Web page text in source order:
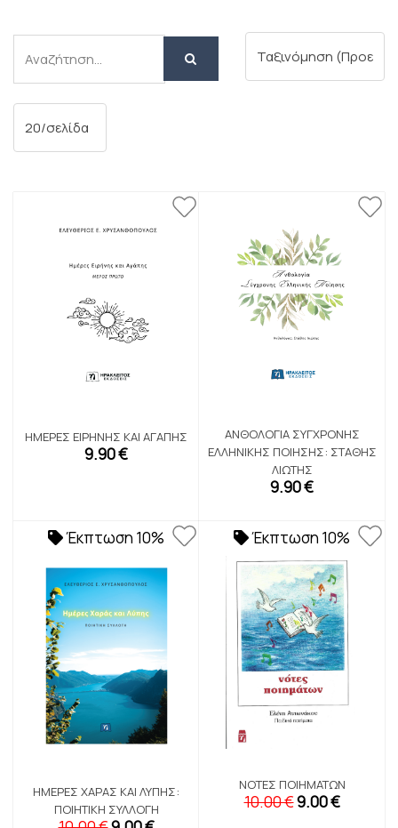
Αναζήτηση
ΗΜΈΡΕΣ ΕΙΡΉΝΗΣ ΚΑΙ ΑΓΆΠΗΣ
9.90 €
ΑΝΘΟΛΟΓΊΑ ΣΎΓΧΡΟΝΗΣ
ΕΛΛΗΝΙΚΉΣ ΠΟΊΗΣΗΣ: ΣΤΆΘΗΣ
ΛΙΏΤΗΣ
9.90 €
Έκπτωση 10%
ΗΜΈΡΕΣ ΧΑΡΆΣ ΚΑΙ ΛΎΠΗΣ:
ΠΟΙΗΤΙΚΉ ΣΥΛΛΟΓΉ
Έκπτωση 10%
ΝΌΤΕΣ ΠΟΙΗΜΆΤΩΝ
10.00 €9.00 €